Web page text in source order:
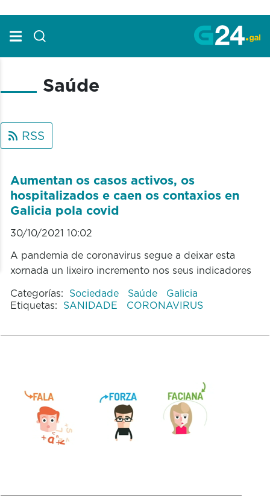
Saúde
RSS
Aumentan os casos activos, os
hospitalizados e caen os contaxios en
Galicia pola covid
30/10/2021 10:02
A pandemia de coronavirus segue a deixar esta
xornada un lixeiro incremento nos seus indicadores
Categorías: Sociedade Saúde
Galicia
Etiquetas: SANIDADE CORONAVIRUS